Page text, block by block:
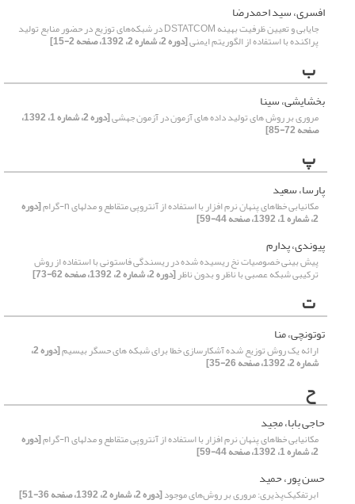
افسری، سید احمدرضا
جایابی و تعیین ظرفیت بهینه DSTATCOM در شبکه‌های توزیع در حضور منابع تولید
پراکنده با استفاده از الگوریتم ایمنی[دوره 2، شماره 2، 1392، صفحه 2-15]
ب
بخشایشی، سینا
مروری بر روش های تولید داده های آزمون در آزمون جهشی [دوره 2، شماره 1، 1392،
صفحه 72-85]
پ
پارسا، سعید
مکانیابی خطاهای پنهان نرم افزار با استفاده از آنتروپی متقاطع و مدلهای n-گرام [دوره
2، شماره 1، 1392، صفحه 44-59]
پیوندی، پدارم
پیش بینی خصوصیات نخ ریسیده شده در ریسندگی فاستونی با استفاده از روش
ترکیبی شبکه عصبی با ناظر و بدون ناظر[دوره 2، شماره 2، 1392، صفحه 62-73]
ت
توتونچی، منا
ارائه یک روش توزیع شده آشکارسازی خطا برای شبکه های حسگر بیسیم [دوره 2،
شماره 2، 1392، صفحه 26-35]
ح
حاجی بابا، مجید
مکانیابی خطاهای پنهان نرم افزار با استفاده از آنتروپی متقاطع و مدلهای n-گرام [دوره
2، شماره 1، 1392، صفحه 44-59]
حسن پور، حمید
ابرتفکیک‌پذیری: مروری بر روش‌های موجود[دوره 2، شماره 2، 1392، صفحه 36-51]